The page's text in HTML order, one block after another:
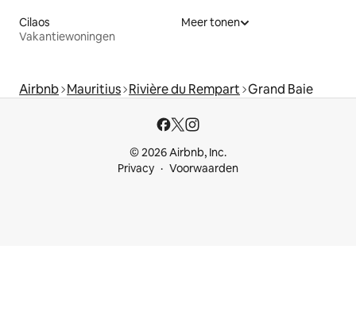
Cilaos
Vakantiewoningen
Meer tonen
Airbnb Mauritius Rivière du Rempart Grand Baie
© 2026 Airbnb, Inc.
Privacy
Voorwaarden